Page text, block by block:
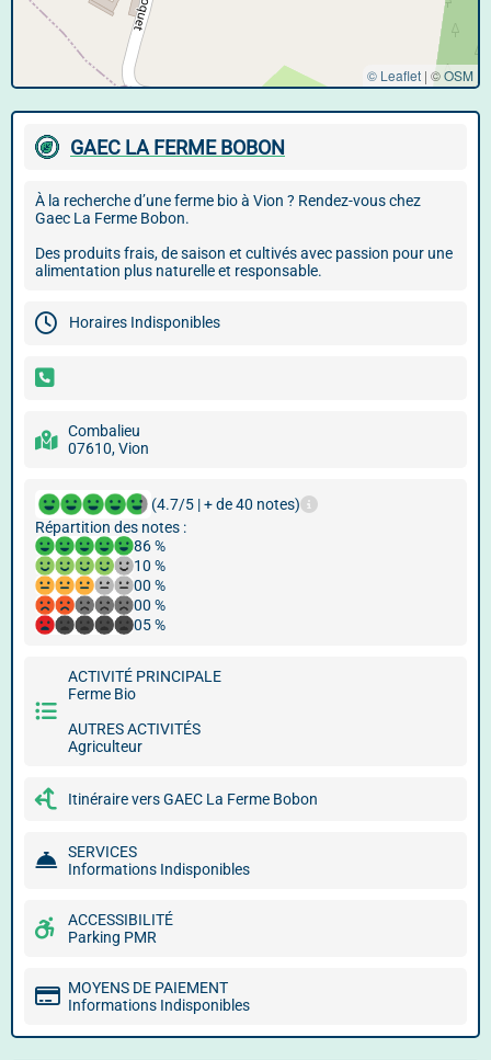
© Leaflet | ©OSM
GAEC LA FERME BOBON
À la recherche d’une ferme bio à Vion ? Rendez-vous chez
Gaec La Ferme Bobon.
Des produits frais, de saison et cultivés avec passion pour une
alimentation plus naturelle et responsable.
Horaires Indisponibles
Combalieu
07610, Vion
(4.7/5 | + de 40 notes)
Répartition des notes :
86 %
10 %
00 %
00 %
05 %
ACTIVITÉ PRINCIPALE
Ferme Bio
AUTRES ACTIVITÉS
Agriculteur
Itinéraire vers GAEC La Ferme Bobon
SERVICES
Informations Indisponibles
ACCESSIBILITÉ
Parking PMR
MOYENS DE PAIEMENT
Informations Indisponibles